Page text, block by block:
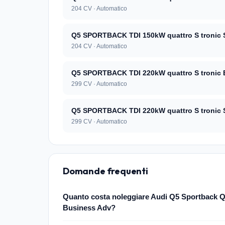
204 CV · Automatico
Q5 SPORTBACK TDI 150kW quattro S tronic
204 CV · Automatico
Q5 SPORTBACK TDI 220kW quattro S tronic
299 CV · Automatico
Q5 SPORTBACK TDI 220kW quattro S tronic
299 CV · Automatico
Domande frequenti
Quanto costa noleggiare Audi Q5 Sportback
Business Adv?